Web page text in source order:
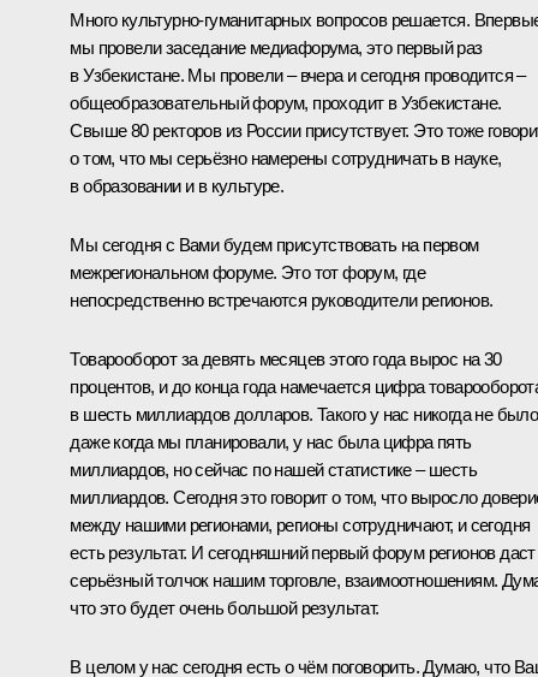
Много культурно-гуманитарных вопросов решается.
мы провели заседание медиафорума, это первый раз
в Узбекистане. Мы провели – вчера и сегодня проводится –
общеобразовательный форум, проходит в Узбекистане.
Свыше 80 ректоров из России присутствует. Это тоже
о том, что мы серьёзно намерены сотрудничать в науке,
в образовании и в культуре.
Мы сегодня с Вами будем присутствовать на первом
межрегиональном форуме. Это тот форум, где
непосредственно встречаются руководители регионов.
Товарооборот за девять месяцев этого года вырос на 30
процентов, и до конца года намечается цифра
в шесть миллиардов долларов. Такого у нас никогда не
даже когда мы планировали, у нас была цифра пять
миллиардов, но сейчас по нашей статистике – шесть
миллиардов. Сегодня это говорит о том, что выросло
между нашими регионами, регионы сотрудничают, и сегодня
есть результат. И сегодняшний первый форум регионов даст
серьёзный толчок нашим торговле, взаимоотношениям.
что это будет очень большой результат.
В целом у нас сегодня есть о чём поговорить. Думаю, что